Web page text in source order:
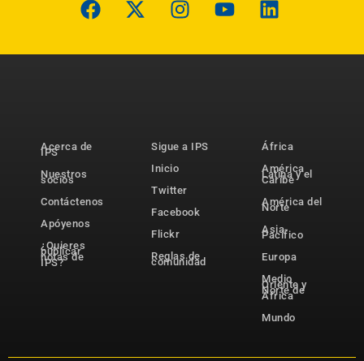
Acerca de
IPS
Nuestros
socios
Contáctenos
Apóyenos
¿Quieres
publicar
notas de
IPS?
Sigue a IPS
Inicio
Twitter
Facebook
Flickr
Reglas de
comunidad
África
América
Latina y el
Caribe
América del
Norte
Asia-
Pacífico
Europa
Medio
Oriente y
Norte de
África
Mundo